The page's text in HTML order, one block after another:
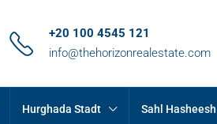
+20 100 4545 121
info@thehorizonrealestate.com
Hurghada Stadt Sahl Hasheesh